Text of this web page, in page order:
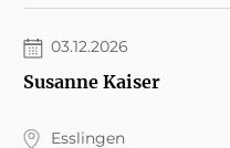
03.12.2026
Susanne Kaiser
Esslingen